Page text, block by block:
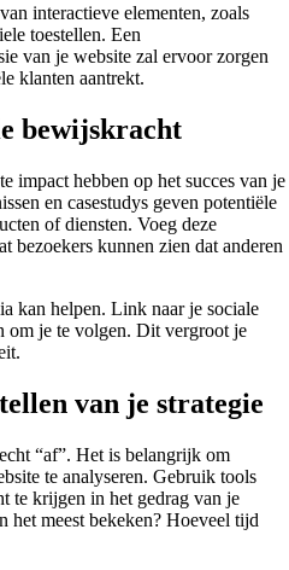
interactieve elementen, zoals
toestellen. Een
van je website zal ervoor zorgen
klanten aantrekt.
bewijskracht
impact hebben op het succes van je
en casestudys geven potentiële
of diensten. Voeg deze
bezoekers kunnen zien dat anderen
kan helpen. Link naar je sociale
om je te volgen. Dit vergroot je
van je strategie
“af”. Het is belangrijk om
te analyseren. Gebruik tools
te krijgen in het gedrag van je
het meest bekeken? Hoeveel tijd